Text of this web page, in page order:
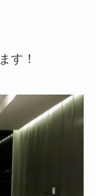
す！